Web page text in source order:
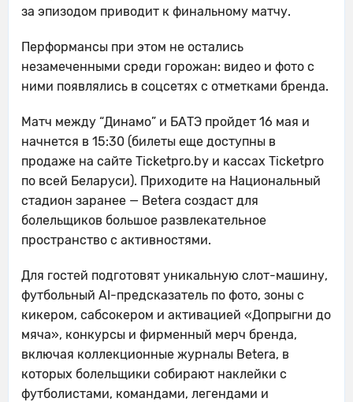
за эпизодом приводит к финальному матчу.
Перформансы при этом не остались
незамеченными среди горожан: видео и фото с
ними появлялись в соцсетях с отметками бренда.
Матч между “Динамо” и БАТЭ пройдет 16 мая и
начнется в 15:30 (билеты еще доступны в
продаже на сайте Ticketpro.by и кассах Ticketpro
по всей Беларуси). Приходите на Национальный
стадион заранее — Betera создаст для
болельщиков большое развлекательное
пространство с активностями.
Для гостей подготовят уникальную слот-машину,
футбольный AI-предсказатель по фото, зоны с
кикером, сабсокером и активацией «Допрыгни до
мяча», конкурсы и фирменный мерч бренда,
включая коллекционные журналы Betera, в
которых болельщики собирают наклейки с
футболистами, командами, легендами и